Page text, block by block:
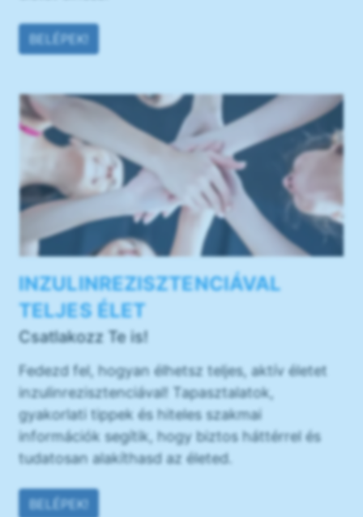
BELÉPEK!
INZULINREZISZTENCIÁVAL
TELJES ÉLET
Csatlakozz Te is!
Fedezd fel, hogyan élhetsz teljes, aktív életet
inzulinrezisztenciával! Tapasztalatok,
gyakorlati tippek és hiteles szakmai
információk segítik, hogy biztos háttérrel és
tudatosan alakíthasd az életed.
BELÉPEK!